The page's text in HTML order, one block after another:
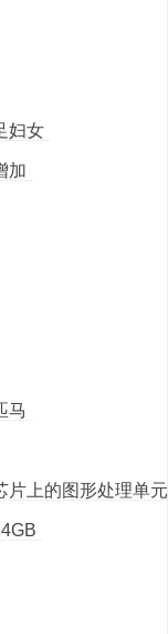
妇女
加
马
片上的图形处理单元